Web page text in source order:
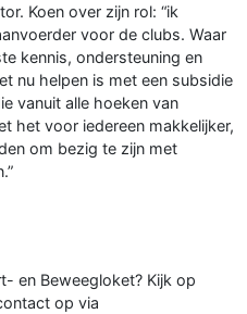
Koen over zijn rol: “ik
voor de clubs. Waar
kennis, ondersteuning en
nu helpen is met een subsidie
vanuit alle hoeken van
het voor iedereen makkelijker,
om bezig te zijn met
en Beweegloket? Kijk op
op via